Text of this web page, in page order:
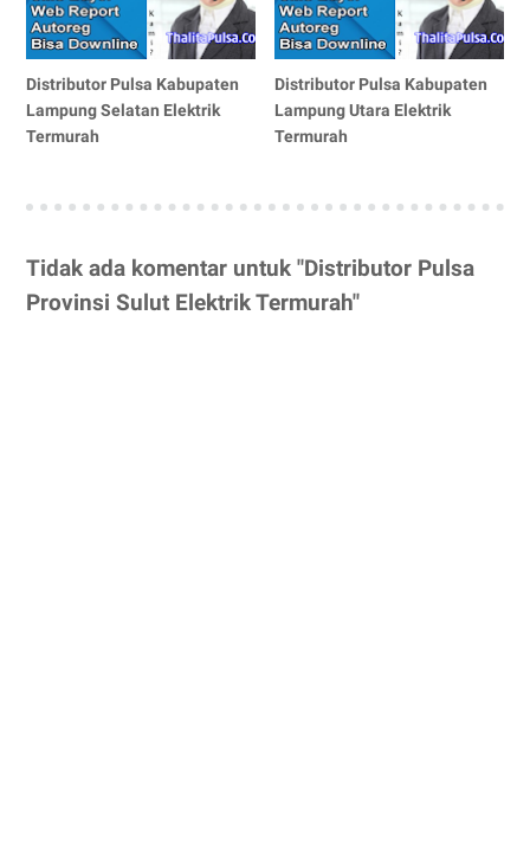
Distributor Pulsa Kabupaten
Lampung Selatan Elektrik
Termurah
Distributor Pulsa Kabupaten
Lampung Utara Elektrik
Termurah
Tidak ada komentar untuk "Distributor Pulsa
Provinsi Sulut Elektrik Termurah"